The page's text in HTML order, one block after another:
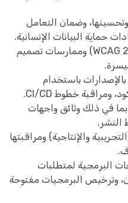
وضمان التعامل
حماية البيانات الإنسانية.
تنفيذ معايير الوصول (WCAG 2.1 AA) وممارسات تصميم
باستخدام
بما في ذلك وثائق واجهات
والإنتاجية) ومراقبتها
البرمجية لمتطلبات
وترخيص البرمجيات مفتوحة